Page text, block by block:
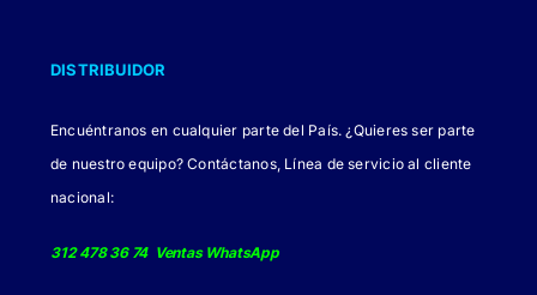
DISTRIBUIDOR
Encuéntranos en cualquier parte del País. ¿Quieres ser parte
de nuestro equipo? Contáctanos, Línea de servicio al cliente
nacional:
312 478 36 74 Ventas WhatsApp